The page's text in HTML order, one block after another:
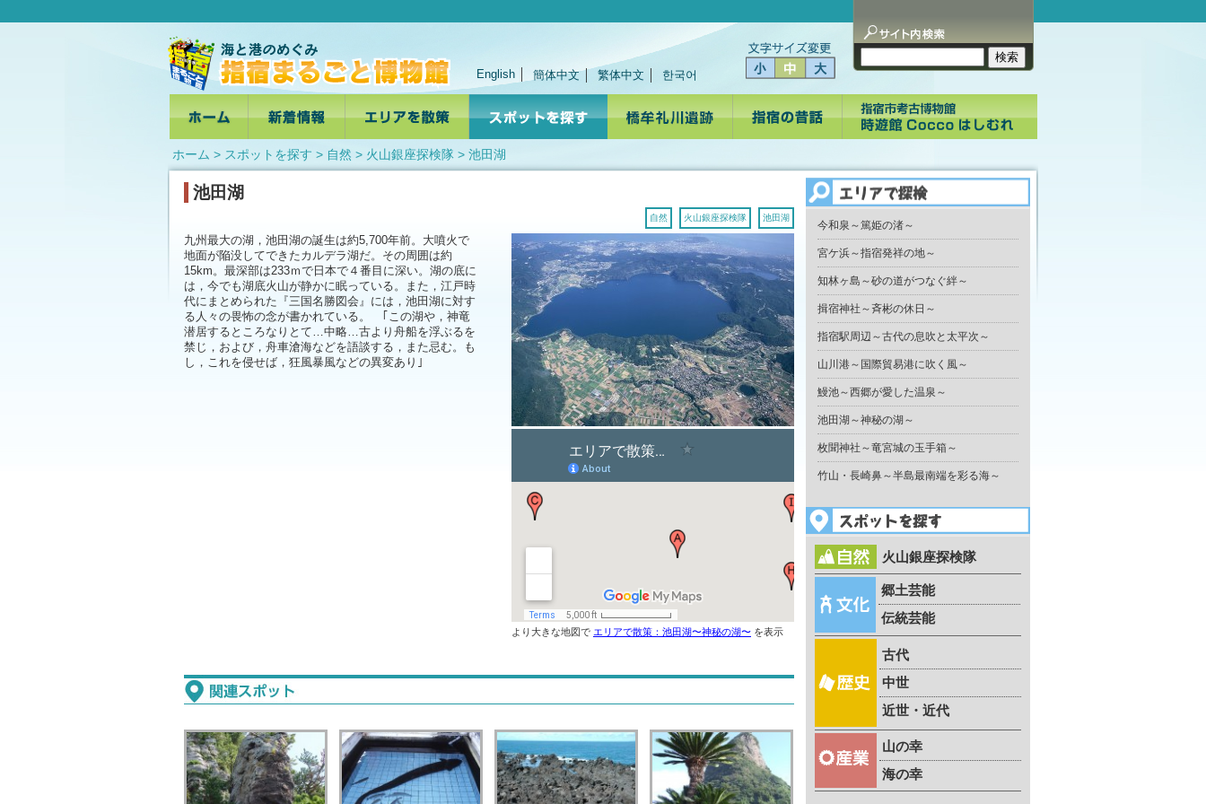
English 簡体中文 繁体中文 한국어
ホーム > スポットを探す > 自然 > 火山銀座探検隊 > 池田湖
池田湖
自然 火山銀座探検隊 池田湖
九州最大の湖，池田湖の誕生は約5,700年前。大噴火で
地面が陥没してできたカルデラ湖だ。その周囲は約
15km。最深部は233ｍで日本で４番目に深い。湖の底に
は，今でも湖底火山が静かに眠っている。また，江戸時
代にまとめられた『三国名勝図会』には，池田湖に対す
る人々の畏怖の念が書かれている。 ｢この湖や，神竜
潜居するところなりとて…中略…古より舟船を浮ぶるを
禁じ，および，舟車滄海などを語談する，また忌む。も
し，これを侵せば，狂風暴風などの異変あり｣
より大きな地図で エリアで散策：池田湖〜神秘の湖〜 を表示
今和泉～篤姫の渚～
宮ケ浜～指宿発祥の地～
知林ヶ島～砂の道がつなぐ絆～
揖宿神社～斉彬の休日～
指宿駅周辺～古代の息吹と太平次～
山川港～国際貿易港に吹く風～
鰻池～西郷が愛した温泉～
池田湖～神秘の湖～
枚聞神社～竜宮城の玉手箱～
竹山・長崎鼻～半島最南端を彩る海～
火山銀座探検隊
郷土芸能
伝統芸能
古代
中世
近世・近代
山の幸
海の幸